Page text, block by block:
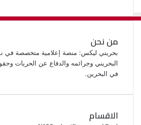
من نحن
بحريني ليكس: منصة إعلامية متخصصة في
البحريني وجرائمه والدفاع عن الحريات
في البحرين.
الاقسام